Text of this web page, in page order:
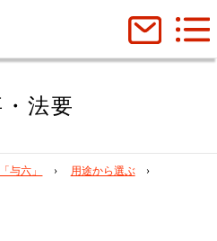
法要
与六」
用途から選ぶ